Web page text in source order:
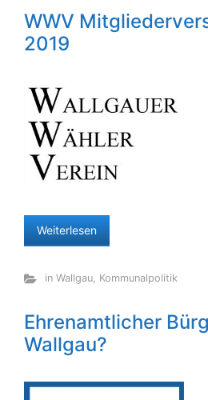
WWV
2019
Weiterlesen
in Wallgau, Kommunalpolitik
Ehrenamtlicher
Wallgau?